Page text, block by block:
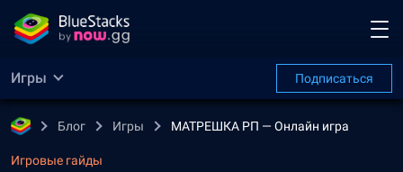
Игры Подписаться
Блог Игры МАТРЕШКА РП — Онлайн игра
Игровые гайды